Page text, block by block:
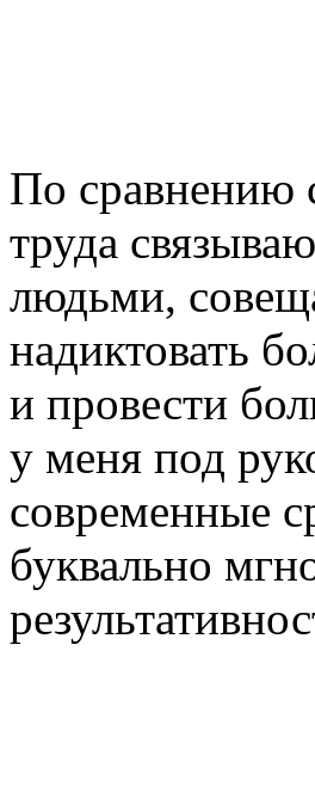
По сравнению
труда
людьми,
надиктовать
и провести
у меня под
современные
буквально